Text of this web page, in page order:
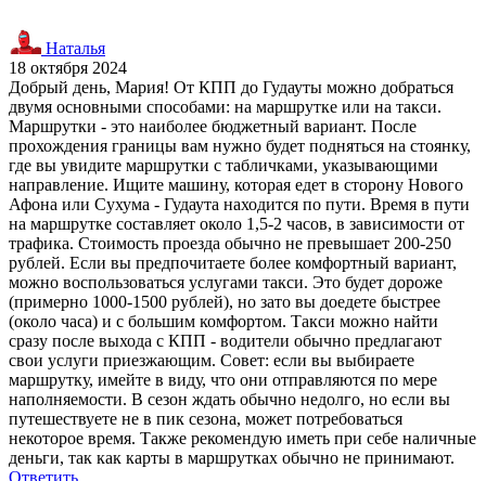
Наталья
18 октября 2024
Добрый день, Мария! От КПП до Гудауты можно добраться
двумя основными способами: на маршрутке или на такси.
Маршрутки - это наиболее бюджетный вариант. После
прохождения границы вам нужно будет подняться на стоянку,
где вы увидите маршрутки с табличками, указывающими
направление. Ищите машину, которая едет в сторону Нового
Афона или Сухума - Гудаута находится по пути. Время в пути
на маршрутке составляет около 1,5-2 часов, в зависимости от
трафика. Стоимость проезда обычно не превышает 200-250
рублей. Если вы предпочитаете более комфортный вариант,
можно воспользоваться услугами такси. Это будет дороже
(примерно 1000-1500 рублей), но зато вы доедете быстрее
(около часа) и с большим комфортом. Такси можно найти
сразу после выхода с КПП - водители обычно предлагают
свои услуги приезжающим. Совет: если вы выбираете
маршрутку, имейте в виду, что они отправляются по мере
наполняемости. В сезон ждать обычно недолго, но если вы
путешествуете не в пик сезона, может потребоваться
некоторое время. Также рекомендую иметь при себе наличные
деньги, так как карты в маршрутках обычно не принимают.
Ответить